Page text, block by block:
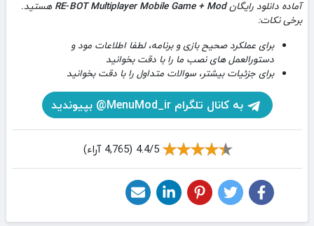
آماده دانلود رایگانRE‑BOT Multiplayer Mobile Game + Mod هستید.
برخی نکات:
برای عملکرد صحیح بازی و برنامه، لطفا اطلاعات مود و
دستورالعمل های نصب ما را با دقت بخوانید
برای جزئیات بیشتر، سوالات متداول را با دقت بخوانید
به کانال تلگرام MenuMod_ir@ بپیوندید
4.4/5 (4,765 آراء)